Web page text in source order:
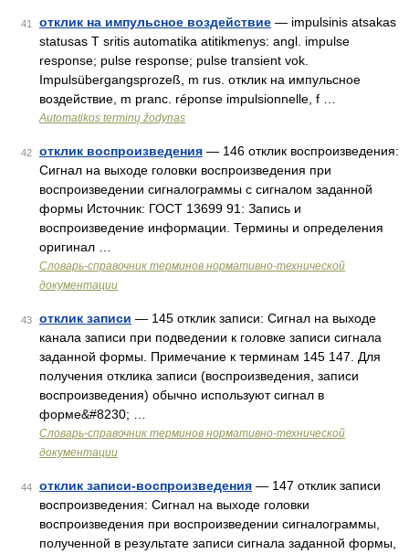
41 отклик на импульсное воздействие — impulsinis atsakas
statusas T sritis automatika atitikmenys: angl. impulse
response; pulse response; pulse transient vok.
Impulsübergangsprozeß, m rus. отклик на импульсное
воздействие, m pranc. réponse impulsionnelle, f …
Automatikos terminų žodynas
42 отклик воспроизведения — 146 отклик воспроизведения:
Сигнал на выходе головки воспроизведения при
воспроизведении сигналограммы с сигналом заданной
формы Источник: ГОСТ 13699 91: Запись и
воспроизведение информации. Термины и определения
оригинал …
Словарь-справочник терминов нормативно-технической
документации
43 отклик записи — 145 отклик записи: Сигнал на выходе
канала записи при подведении к головке записи сигнала
заданной формы. Примечание к терминам 145 147. Для
получения отклика записи (воспроизведения, записи
воспроизведения) обычно используют сигнал в
форме&#8230; …
Словарь-справочник терминов нормативно-технической
документации
44 отклик записи-воспроизведения — 147 отклик записи
воспроизведения: Сигнал на выходе головки
воспроизведения при воспроизведении сигналограммы,
полученной в результате записи сигнала заданной формы,